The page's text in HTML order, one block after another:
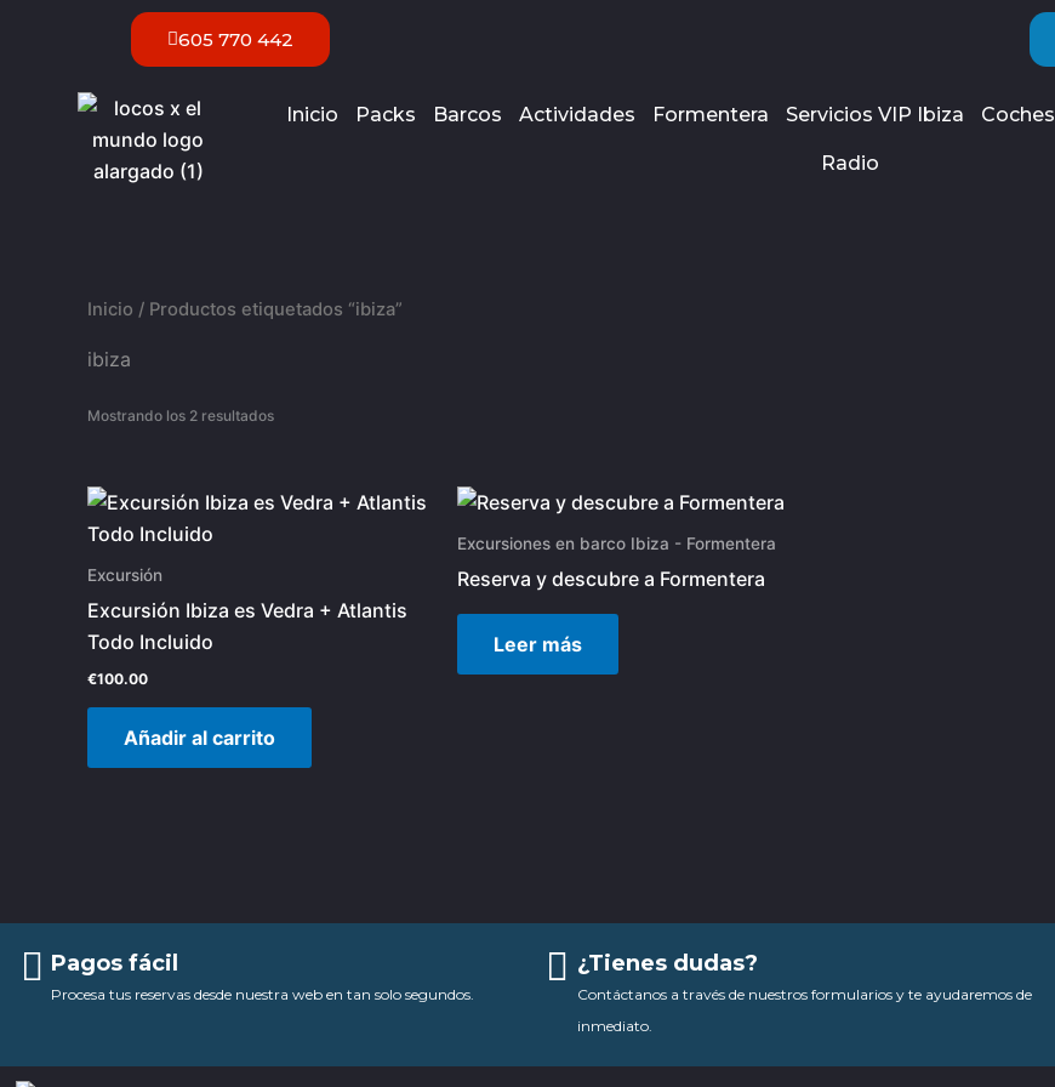
605 770 442
Inicio Packs Barcos Actividades Formentera Servicios VIP Ibiza Coches
Radio
Inicio / Productos etiquetados “ibiza”
ibiza
Mostrando los 2 resultados
Excursión
Excursión Ibiza es Vedra + Atlantis
Todo Incluido
€100.00
Añadir al carrito
Excursiones en barco Ibiza - Formentera
Reserva y descubre a Formentera
Leer más
Pagos fácil
Procesa tus reservas desde nuestra web en tan solo segundos.
¿Tienes dudas?
Contáctanos a través de nuestros formularios y te ayudaremos de
inmediato.